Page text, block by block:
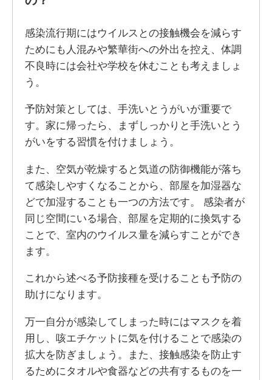
感染流行期にはウイルスとの接触機会を減らす
ためにも人混みや繁華街への外出を控え、体調
不良時には会社や学校を休むことも考えましょ
う。
予防対策としては、手洗いとうがいが重要で
す。家に帰ったら、まずしっかりと手洗いとう
がいをする習慣を付けましょう。
また、空気が乾燥すると気道の防御機能が落ち
て感染しやすくなることから、部屋を加湿器な
どで加湿することも一つの方法です。 感染者が
同じ空間にいる場合、部屋を定期的に換気する
ことで、室内のウイルス量を減らすことができ
ます。
これから述べる予防接種を受けることも予防の
助けになります。
万一自分が感染してしまった時にはマスクを着
用し、咳エチケットに気を付けることで感染の
拡大を防ぎましょう。また、接触感染を防止す
るためにタオルや食器などの共有するものを一